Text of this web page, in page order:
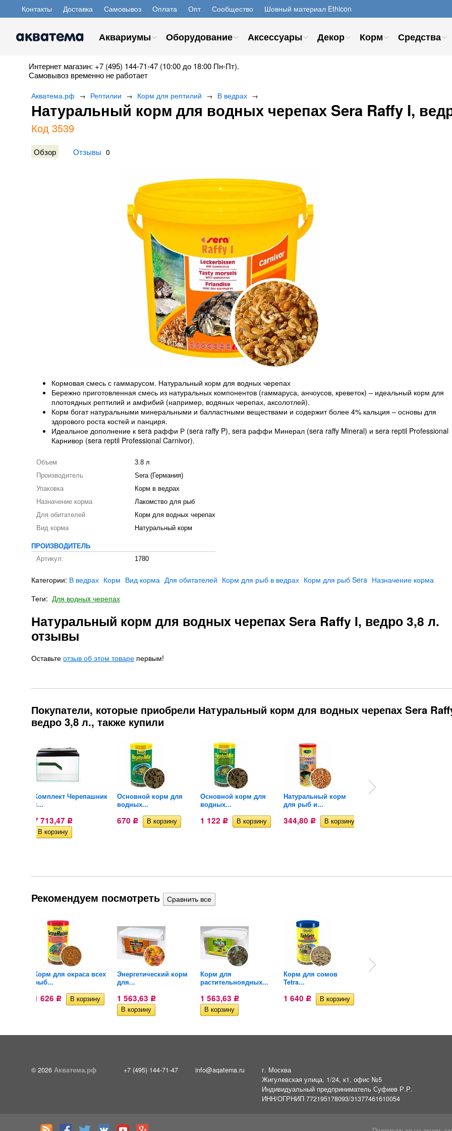
Контакты Доставка Самовывоз Оплата Опт Сообщество Шовный материал Ethicon
Аквариумы Оборудование Аксессуары Декор Корм Средства
Интернет магазин: +7 (495) 144-71-47 (10:00 до 18:00 Пн-Пт).
Самовывоз временно не работает
Акватема.рф → Рептилии → Корм для рептилий → В ведрах →
Натуральный корм для водных черепах Sera Raffy I,
Код 3539
Обзор Отзывы 0
Кормовая смесь с гаммарусом. Натуральный корм для водных черепах
Бережно приготовленная смесь из натуральных компонентов (гаммаруса, анчоусов, креветок) – идеальный корм для
плотоядных рептилий и амфибий (например, водяных черепах, аксолотлей).
Корм богат натуральными минеральными и балластными веществами и содержит более 4% кальция – основы для
здорового роста костей и панциря.
Идеальное дополнение к sera раффи Р (sera raffy P), sera раффи Минерал (sera raffy Mineral) и sera reptil Professional
Карнивор (sera reptil Professional Carnivor).
Объем
3.8 л
Производитель
Sera (Германия)
Упаковка
Корм в ведрах
Назначение корма
Лакомство для рыб
Для обитателей
Корм для водных черепах
Вид корма
Натуральный корм
ПРОИЗВОДИТЕЛЬ
Артикул:
1780
Категории: В ведрах Корм Вид корма Для обитателей Корм для рыб в ведрах Корм для рыб Sera Назначение корма
Теги: Для водныx черепах
Натуральный корм для водных черепах Sera Raffy I, ведро 3,8 л.
отзывы
Оставьте отзыв об этом товаре первым!
Покупатели, которые приобрели Натуральный корм для водных черепах Sera
ведро 3,8 л., также купили
Комплект Черепашник
с...
7 713,47 Р
Основной корм для
водных...
670 Р
Основной корм для
водных...
1 122 Р
Натуральный корм
для рыб и...
344,80 Р
Корм для рыб и
Рекомендуем посмотреть
Корм для окраса всех
рыб...
1 626 Р
Энергетический корм
для...
1 563,63 Р
Корм для
растительноядных...
1 563,63 Р
Корм для сомов
Tetra...
1 640 Р
Корм для всех
© 2026 Акватема.рф +7 (495) 144-71-47 info@aqatema.ru
г. Москва
Жигулевская улица, 1/24, к1, офис №5
Индивидуальный предприниматель Суфиев Р.Р.
ИНН/ОГРНИП 772195178093/31377461610054